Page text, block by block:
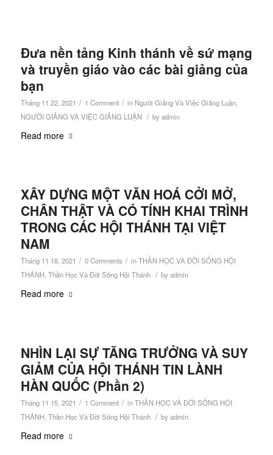
Đưa nền tảng Kinh thánh về sứ mạng
và truyền giáo vào các bài giảng của
bạn
Tháng 11 22, 2021 / 1 Comment / in Người Giảng Và Việc Giảng Luận,
NGƯỜI GIẢNG VÀ VIỆC GIẢNG LUẬN / byadmin
Read more
XÂY DỰNG MỘT VĂN HOÁ CỞI MỞ,
CHÂN THẬT VÀ CÓ TÍNH KHAI TRÌNH
TRONG CÁC HỘI THÁNH TẠI VIỆT
NAM
Tháng 11 18, 2021 / 0 Comments / inTHẦN HỌC VÀ ĐỜI SỐNG HỘI
THÁNH, Thần Học Và Đời Sống Hội Thánh / byadmin
Read more
NHÌN LẠI SỰ TĂNG TRƯỞNG VÀ SUY
GIẢM CỦA HỘI THÁNH TIN LÀNH
HÀN QUỐC (Phần 2)
Tháng 11 15, 2021 / 1 Comment / inTHẦN HỌC VÀ ĐỜI SỐNG HỘI
THÁNH, Thần Học Và Đời Sống Hội Thánh / byadmin
Read more